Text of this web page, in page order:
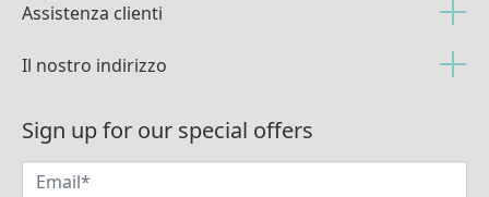
Assistenza clienti
Il nostro indirizzo
Sign up for our special offers